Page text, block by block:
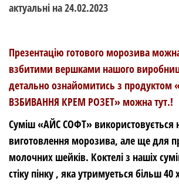
актуальні на 24.02.2023
Презентацію готового морозива
взбитими вершками нашого
детально ознайомитись з
ВЗБИВАННЯ КРЕМ РОЗЕТ» можна тут.!
Суміш «АЙС СОФТ» використовується
виготовлення морозива, але ще для
молочних шейків. Коктелі з нашіх
стіку пінку , яка утримуеться більш